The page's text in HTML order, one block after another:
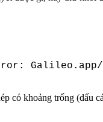
Galileo.app/
có khoảng trống